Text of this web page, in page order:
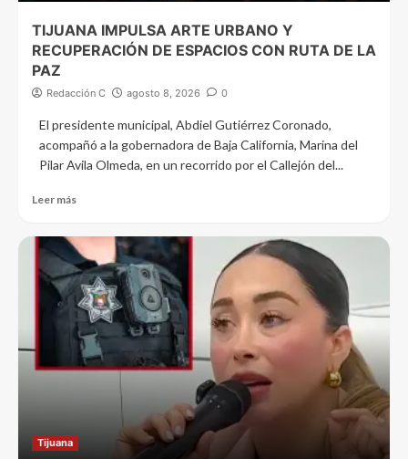
TIJUANA IMPULSA ARTE URBANO Y
RECUPERACIÓN DE ESPACIOS CON RUTA DE LA
PAZ
Redacción C agosto 8, 2026 0
El presidente municipal, Abdiel Gutiérrez Coronado,
acompañó a la gobernadora de Baja California, Marina del
Pilar Avila Olmeda, en un recorrido por el Callejón del...
Leer más
Tijuana